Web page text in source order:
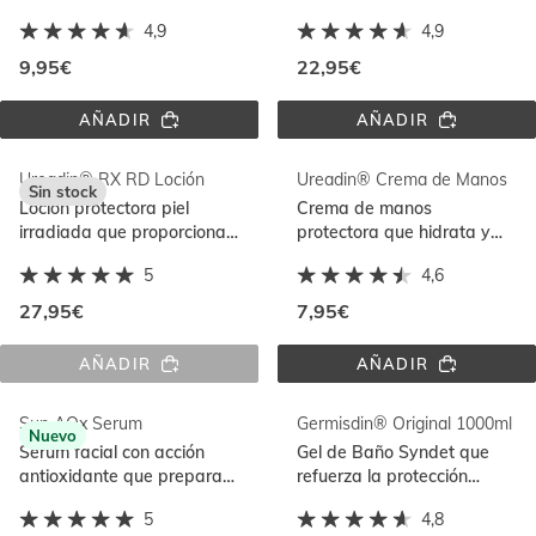
normal y piel sensible
4,9
9,95€
AÑADIRGERMISDIN®
sensación de tirantez
4,9
22,95€
AÑADIRUREADIN®
Ureadin® RX RD Loción
Loción protectora piel
irradiada que proporciona
Urea ISDIN®
5
27,95€
Sin stock
AÑADIRUREADIN®
LOCIÓN
Ureadin® Crema de Manos
Crema de manos
protectora que hidrata y
De rápida absorción
4,6
7,95€
AÑADIRUREADIN®
MANOS
Sun AOx Serum
Sérum facial con acción
antioxidante que prepara
solar y la repara después
5
Nuevo
Germisdin® Original 1000ml
Gel de Baño Syndet que
refuerza la protección
normal y piel sensible
4,8